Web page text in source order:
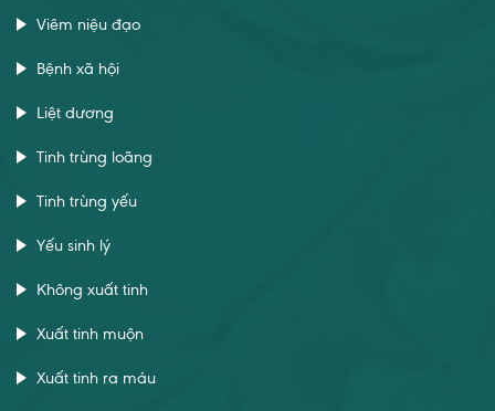
Viêm niệu đạo
Bệnh xã hội
Liệt dương
Tinh trùng loãng
Tinh trùng yếu
Yếu sinh lý
Không xuất tinh
Xuất tinh muộn
Xuất tinh ra máu